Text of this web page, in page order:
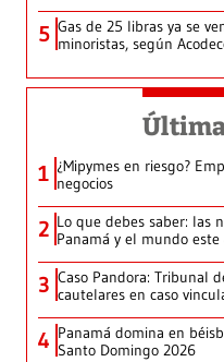
5 Gas de 25 libras ya se
minoristas, según
1 ¿Mipymes en riesgo?
negocios
2 Lo que debes saber: las
Panamá y el mundo
3 Caso Pandora: Tribunal
cautelares en caso
4 Panamá domina en
Santo Domingo 2026